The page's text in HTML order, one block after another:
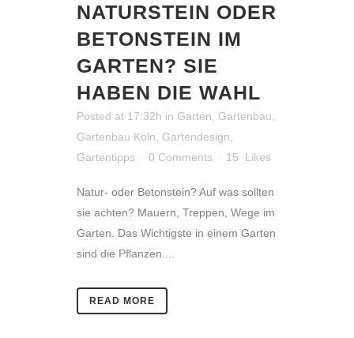
NATURSTEIN ODER
BETONSTEIN IM
GARTEN? SIE
HABEN DIE WAHL
Posted at 17:32h in Garten Gartenbau
Gartenbau Köln
Gartendesign
Gartentipps
0 Comments 15 Likes
Natur- oder Betonstein? Auf was sollten
sie achten? Mauern, Treppen, Wege im
Garten. Das Wichtigste in einem Garten
sind die Pflanzen....
READ MORE